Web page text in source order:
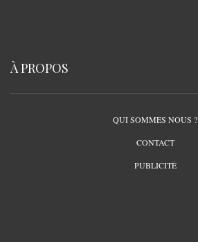
À PROPOS
QUI SOMMES NOUS ?
CONTACT
PUBLICITÉ